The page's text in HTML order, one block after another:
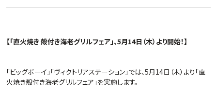
【「直火焼き 殻付き海老グリルフェア」、5月14日（木）より開始！】
「ビッグボーイ」「ヴィクトリアステーション」では、5月14日（木）より「直
火焼き殻付き海老グリルフェア」を実施します。